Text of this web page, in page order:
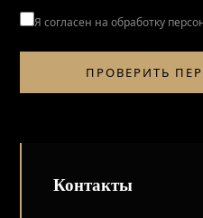
Я согласен на обработку
ПРОВЕРИТЬ
Контакты